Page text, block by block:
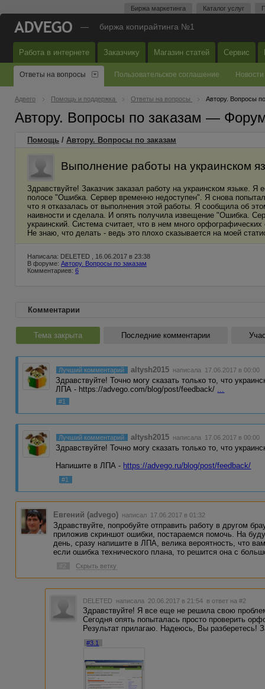
Биржа маркетинга Каталог услуг
— биржа копирайтинга №1
Работа в интернете Заказчику Магазин статей Сервис
Ответы на вопросы Пользовательское соглашение Новости
Адвего Помощь и поддержка Ответы на вопросы Автору. Вопросы
Автору. Вопросы по заказам —
Помощь / Автору. Вопросы по заказам
Выполнение работы на украинском
Здравствуйте! Заказчик заказал работу на украинском языке.
полосе "Ошибка. Сервер временно недоступен". Я снова
что я отказалась от выполнения этой работы. Я сообщила об
наивности и сделала. И опять получила извещение "Ошибка.
украинский. Система считает, что в нем много
Не знаю, что делать - ведь это плохо сказывается на моей
Написала: DELETED , 16.06.2017 в 23:38
В форуме: Автору. Вопросы по заказам
Комментариев: 6
Комментарии
Тема закрыта Последние комментарии
Лучший комментарий altysh2015 написала 17.06.2017 в 00:00
Здравствуйте! Точно могу сказать только то, что
ЛПА - https://advego.com/blog/post/feedback/ ...
#1
Лучший комментарий altysh2015 написала 17.06.2017 в 00:00
Здравствуйте! Точно могу сказать только то, что
Напишите в ЛПА - https://advego.ru/blog/post/feedback/
#1
Евгений (advego) написал 17.06.2017 в 01:32
Здравствуйте, попробуйте отправить работу в другом
приложив скриншот ошибки, постараемся помочь. На
день, сразу напишите в ЛПА, велика вероятность, что
если ошибка технического плана, то решится она с
Скрыть ветку
DELETED написала 20.06.2017 в 21:54 в ответ на #2
Здравствуйте! Я все еще не решила свою
Сегодня опять попыталась просто проверить
Результат прилагаю. Надеюсь, Вы разберетесь!
#3.1